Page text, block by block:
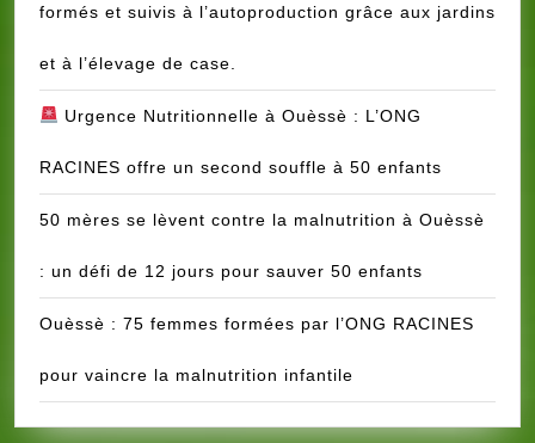
formés et suivis à l’autoproduction grâce aux jardins
et à l’élevage de case.
Urgence Nutritionnelle à Ouèssè : L’ONG
RACINES offre un second souffle à 50 enfants
50 mères se lèvent contre la malnutrition à Ouèssè
: un défi de 12 jours pour sauver 50 enfants
Ouèssè : 75 femmes formées par l’ONG RACINES
pour vaincre la malnutrition infantile